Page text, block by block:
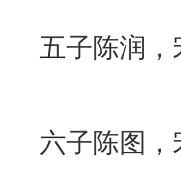
五子陈润，
六子陈图，